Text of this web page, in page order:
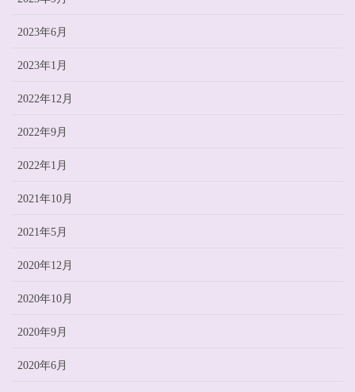
2023年6月
2023年1月
2022年12月
2022年9月
2022年1月
2021年10月
2021年5月
2020年12月
2020年10月
2020年9月
2020年6月